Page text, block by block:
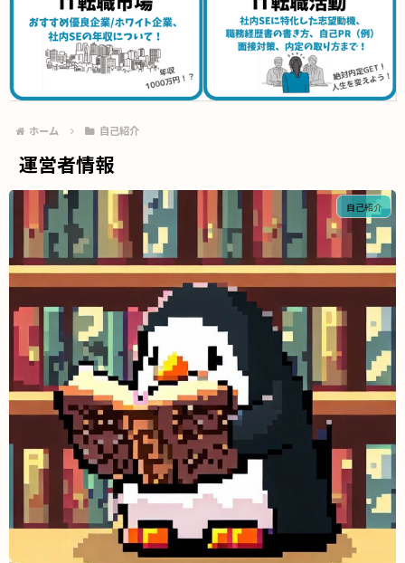
ホーム 自己紹介
運営者情報
自己紹介